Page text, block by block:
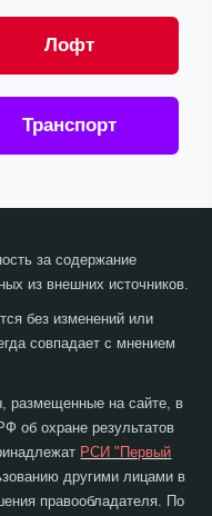
Лофт
Транспорт
за содержание
из внешних источников.
без изменений или
совпадает с мнением
размещенные на сайте, в
об охране результатов
РСИ "Первый
другими лицами в
правообладателя. По